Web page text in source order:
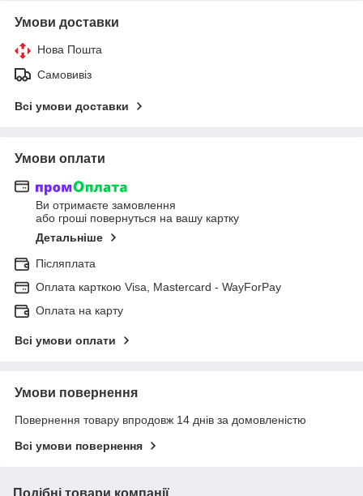
Умови доставки
Нова Пошта
Самовивіз
Всі умови доставки
Умови оплати
Ви отримаєте замовлення
або гроші повернуться на вашу картку
Детальніше
Післяплата
Оплата карткою Visa, Mastercard - WayForPay
Оплата на карту
Всі умови оплати
Умови повернення
Повернення товару впродовж 14 днів за домовленістю
Всі умови повернення